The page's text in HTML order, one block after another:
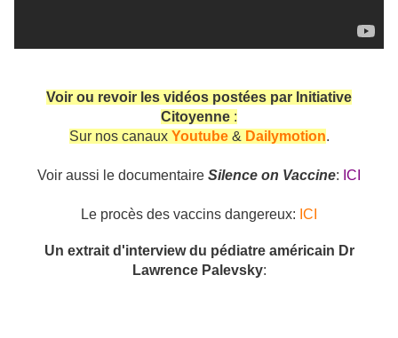
Voir ou revoir les vidéos postées par Initiative
Citoyenne :
Sur nos canaux Youtube& Dailymotion.
Voir aussi le documentaire Silence on Vaccine: ICI
Le procès des vaccins dangereux: ICI
Un extrait d'interview du pédiatre américain Dr
Lawrence Palevsky: